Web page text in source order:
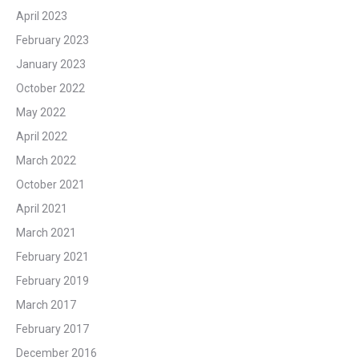
April 2023
February 2023
January 2023
October 2022
May 2022
April 2022
March 2022
October 2021
April 2021
March 2021
February 2021
February 2019
March 2017
February 2017
December 2016